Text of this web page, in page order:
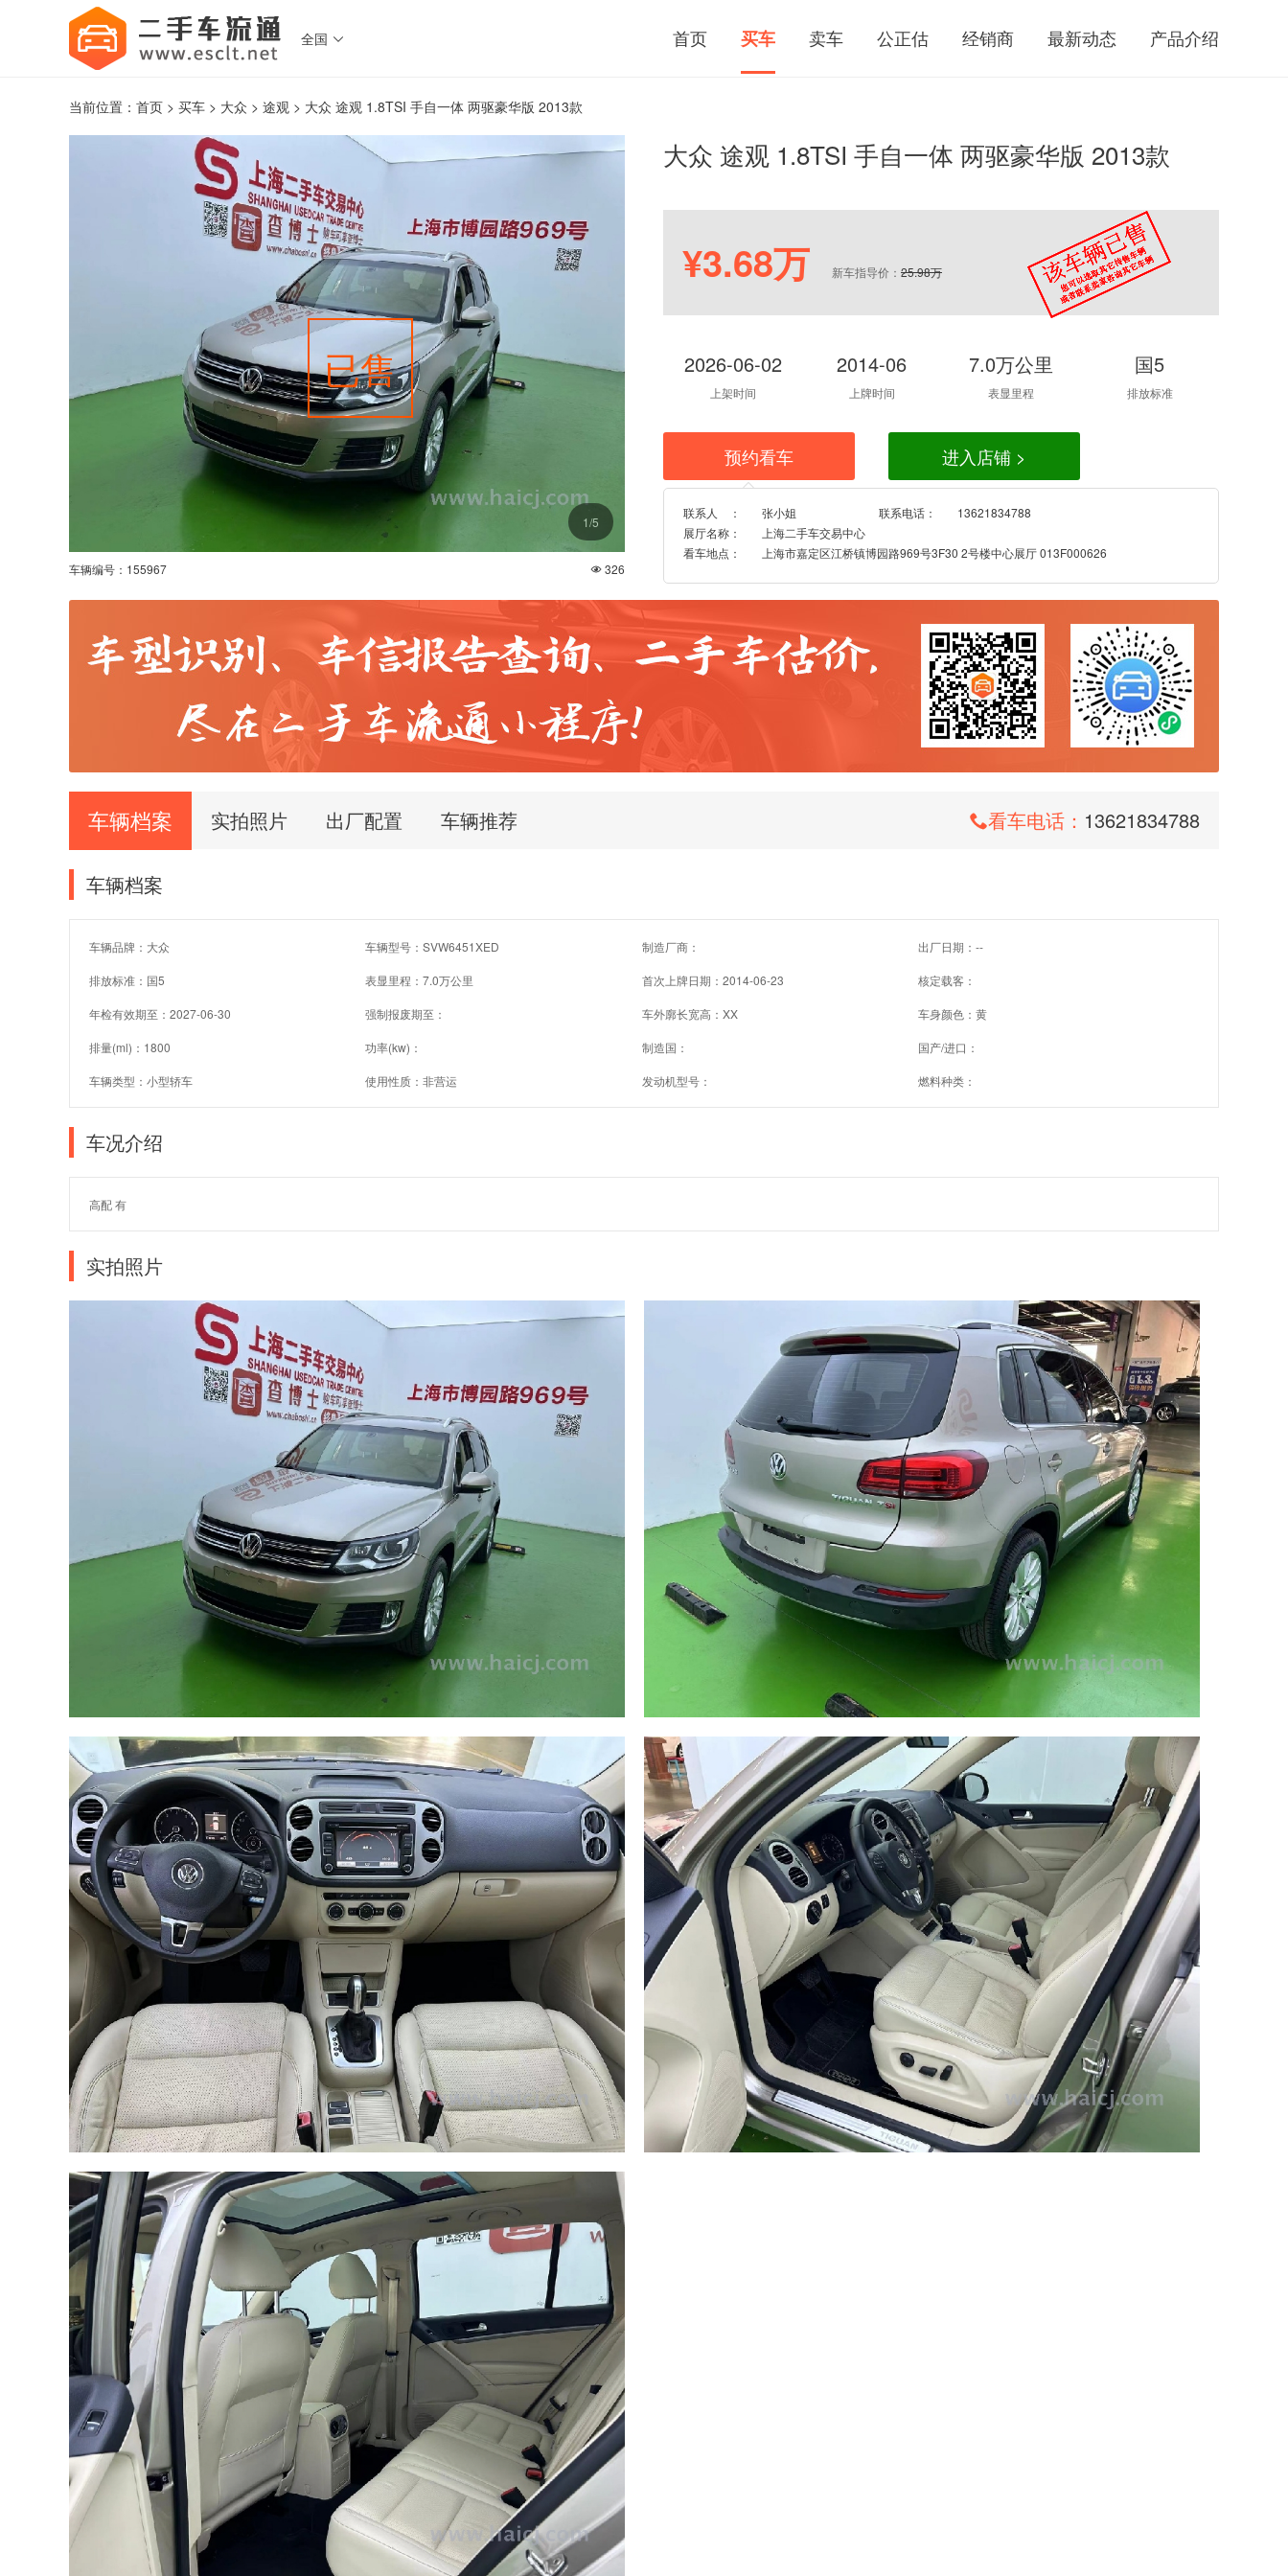
全国  产品介绍
最新动态
经销商
公正估
卖车
买车
首页
当前位置： 首页 > 买车 > 大众 > 途观 > 大众 途观 1.8TSI 手自一体 两驱豪华版 2013款
1/5
已售
车辆编号： 155967  326
大众 途观 1.8TSI 手自一体 两驱豪华版 2013款
¥3.68万 新车指导价： 25.98万
2026-06-02
上架时间
2014-06
上牌时间
7.0万公里
表显里程
国5
排放标准
预约看车 进入店铺 >

联系人 ： 张小姐 联系电话：
13621834788
展厅名称：
上海二手车交易中心
看车地点：
上海市嘉定区江桥镇博园路969号3F30 2号楼中心展厅 013F000626
车辆档案 实拍照片 出厂配置 车辆推荐 看车电话： 13621834788
车辆档案
车辆品牌：大众 车辆型号：SVW6451XED 制造厂商： 出厂日期：--
排放标准：国5 表显里程：7.0万公里 首次上牌日期：2014-06-23 核定载客：
年检有效期至：2027-06-30 强制报废期至： 车外廓长宽高：XX 车身颜色：黄
排量(ml)：1800 功率(kw)： 制造国： 国产/进口：
车辆类型：小型轿车 使用性质：非营运 发动机型号： 燃料种类：
车况介绍
高配 有
实拍照片